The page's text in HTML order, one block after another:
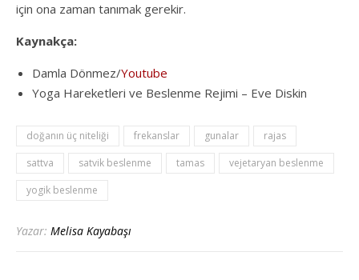
için ona zaman tanımak gerekir.
Kaynakça:
Damla Dönmez/Youtube
Yoga Hareketleri ve Beslenme Rejimi – Eve Diskin
doğanın üç niteliği frekanslar gunalar
rajas
sattva
satvik beslenme tamas
vejetaryan beslenme
yogik beslenme
Yazar: Melisa Kayabaşı